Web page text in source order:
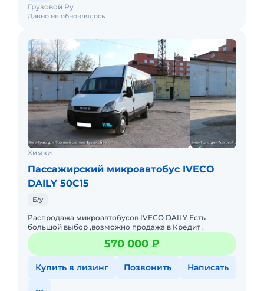
Давно не обновлялось
Грузовой Ру
Химки
Пассажирский микроавтобус IVECO
DAILY 50C15
Б/у
Распродажа микроавтобусов IVECO DAILY Есть
большой выбор ,возможно продажа в Кредит .
570 000 ₽
Купить в лизинг Позвонить Написать